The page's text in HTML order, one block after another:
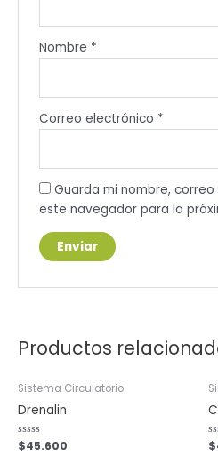
Nombre *
Correo electrónico *
Guarda mi nombre,
este navegador para la
Productos
Sistema Circulatorio
Drenalin
Valorado
$45.600 $